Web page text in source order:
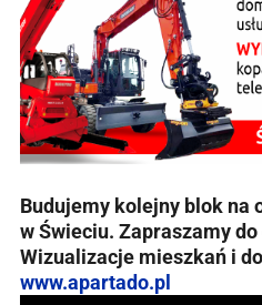
Budujemy kolejny blok na
w Świeciu. Zapraszamy
Wizualizacje mieszkań i
www.apartado.pl